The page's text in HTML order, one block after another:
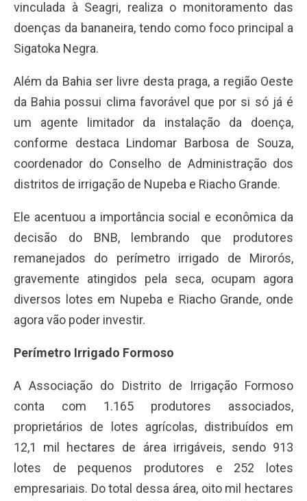
vinculada à Seagri, realiza o monitoramento das
doenças da bananeira, tendo como foco principal a
Sigatoka Negra.
Além da Bahia ser livre desta praga, a região Oeste
da Bahia possui clima favorável que por si só já é
um agente limitador da instalação da doença,
conforme destaca Lindomar Barbosa de Souza,
coordenador do Conselho de Administração dos
distritos de irrigação de Nupeba e Riacho Grande.
Ele acentuou a importância social e econômica da
decisão do BNB, lembrando que produtores
remanejados do perímetro irrigado de Mirorós,
gravemente atingidos pela seca, ocupam agora
diversos lotes em Nupeba e Riacho Grande, onde
agora vão poder investir.
Perímetro Irrigado Formoso
A Associação do Distrito de Irrigação Formoso
conta com 1.165 produtores associados,
proprietários de lotes agrícolas, distribuídos em
12,1 mil hectares de área irrigáveis, sendo 913
lotes de pequenos produtores e 252 lotes
empresariais. Do total dessa área, oito mil hectares